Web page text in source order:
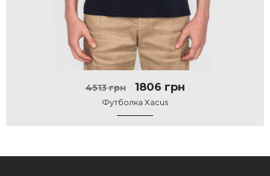
4513 грн 1806 грн
Футболка Xacus